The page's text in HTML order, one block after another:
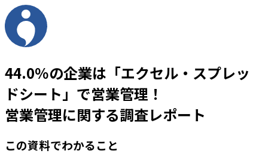
44.0％の企業は 「エクセル・スプレッ
ドシート」で営業管理！
営業管理に関する調査レポート
この資料でわかること